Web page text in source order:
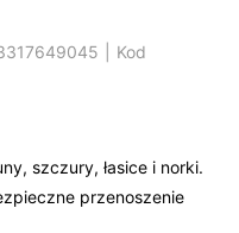
| Kod
szczury, łasice i norki.
przenoszenie